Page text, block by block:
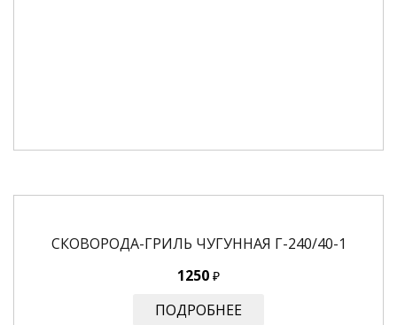
СКОВОРОДА-ГРИЛЬ ЧУГУННАЯ Г-240/40-1
1250 ₽
ПОДРОБНЕЕ